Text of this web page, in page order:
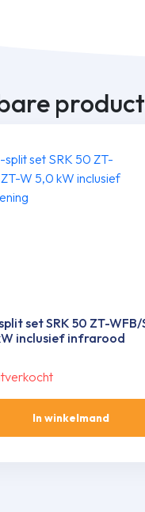
set SRK 50 ZT-WFB/
inclusief infrarood
In winkelmand